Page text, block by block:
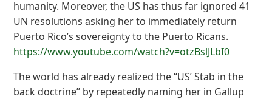
humanity. Moreover, the US has thus far ignored 41
UN resolutions asking her to immediately return
Puerto Rico’s sovereignty to the Puerto Ricans.
https://www.youtube.com/watch?v=otzBslJLbI0
The world has already realized the “US’ Stab in the
back doctrine” by repeatedly naming her in Gallup